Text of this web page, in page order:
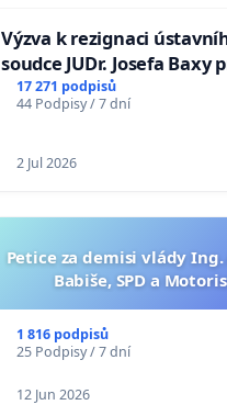
Výzva k rezignaci
soudce JUDr. Josefa Baxy
ohrožení důvěry ve
proces
17 271 podpisů
44 Podpisy / 7 dní
2 Jul 2026
Petice za demisi vlády
Babiše, SPD a
1 816 podpisů
25 Podpisy / 7 dní
12 Jun 2026